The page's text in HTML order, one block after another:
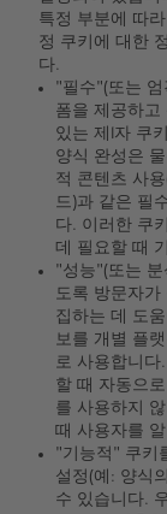
특정 부분에 따
정 쿠키에 대한
다.
"필수"(또는
폼을 제공하고
있는 제1자 쿠
양식 완성은
적 콘텐츠 사
드)과 같은 필
다. 이러한 쿠
데 필요할 때
"성능"(또는
도록 방문자가
집하는 데 도
보를 개별 플
로 사용합니다
할 때 자동으
를 사용하지
때 사용자를
"기능적" 쿠키
설정(예: 양식
수 있습니다.